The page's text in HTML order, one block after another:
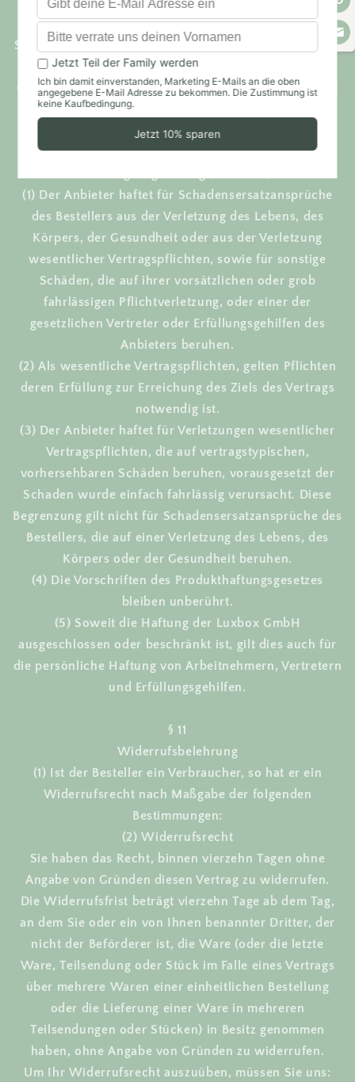
Verjährungsfrist ein Jahr. Dies gilt soweit keine
Schadens- und Aufwendungsersatzansprüche, die sich
auf Ersatz eines Schadens in Bezug auf Körper und
Gesundheit oder auf Vorsatz oder grobe Fahrlässigkeit
geltend gemacht werden.
§ 10
(1) Der Anbieter haftet für Schadensersatzansprüche
des Bestellers aus der Verletzung des Lebens, des
Körpers, der Gesundheit oder aus der Verletzung
wesentlicher Vertragspflichten, sowie für sonstige
Schäden, die auf ihrer vorsätzlichen oder grob
fahrlässigen Pflichtverletzung, oder einer der
gesetzlichen Vertreter oder Erfüllungsgehilfen des
Anbieters beruhen.
(2) Als wesentliche Vertragspflichten, gelten Pflichten
deren Erfüllung zur Erreichung des Ziels des Vertrags
notwendig ist.
(3) Der Anbieter haftet für Verletzungen wesentlicher
Vertragspflichten, die auf vertragstypischen,
vorhersehbaren Schäden beruhen, vorausgesetzt der
Schaden wurde einfach fahrlässig verursacht. Diese
Begrenzung gilt nicht für Schadensersatzansprüche des
Bestellers, die auf einer Verletzung des Lebens, des
Körpers oder der Gesundheit beruhen.
(4) Die Vorschriften des Produkthaftungsgesetzes
bleiben unberührt.
(5) Soweit die Haftung der Luxbox GmbH
ausgeschlossen oder beschränkt ist, gilt dies auch für
die persönliche Haftung von Arbeitnehmern, Vertretern
und Erfüllungsgehilfen.
§ 11
Widerrufsbelehrung
(1) Ist der Besteller ein Verbraucher, so hat er ein
Widerrufsrecht nach Maßgabe der folgenden
Bestimmungen:
(2) Widerrufsrecht
Sie haben das Recht, binnen vierzehn Tagen ohne
Angabe von Gründen diesen Vertrag zu widerrufen.
Die Widerrufsfrist beträgt vierzehn Tage ab dem Tag,
an dem Sie oder ein von Ihnen benannter Dritter, der
nicht der Beförderer ist, die Ware (oder die letzte
Ware, Teilsendung oder Stück im Falle eines Vertrags
über mehrere Waren einer einheitlichen Bestellung
oder die Lieferung einer Ware in mehreren
Teilsendungen oder Stücken) in Besitz genommen
haben, ohne Angabe von Gründen zu widerrufen.
Um Ihr Widerrufsrecht auszuüben, müssen Sie uns: